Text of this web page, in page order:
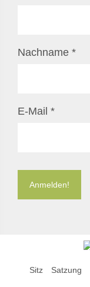
Nachname *
E-Mail *
Sitz Satzung